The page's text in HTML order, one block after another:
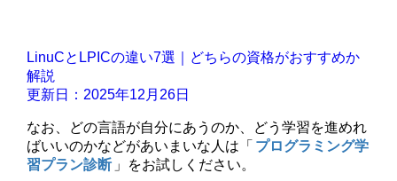
LinuCとLPICの違い7選｜どちらの資格がおすすめか
解説
更新日：2025年12月26日
なお、どの言語が自分にあうのか、どう学習を進めれ
ばいいのかなどがあいまいな人は「 プログラミング学
習プラン診断 」をお試しください。